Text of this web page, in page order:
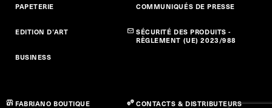
PAPETERIE
EDITION D’ART
BUSINESS
COMMUNIQUÉS DE PRESSE
SÉCURITÉ DES PRODUITS -
RÈGLEMENT (UE) 2023/988
FABRIANO BOUTIQUE CONTACTS & DISTRIBUTEURS